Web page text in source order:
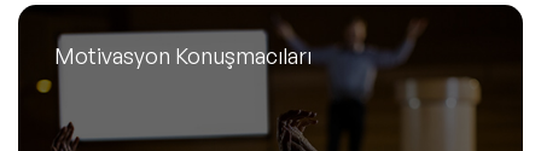
Motivasyon Konuşmacıları